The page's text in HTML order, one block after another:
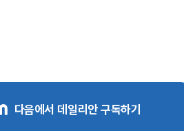
다음에서 데일리안 구독하기